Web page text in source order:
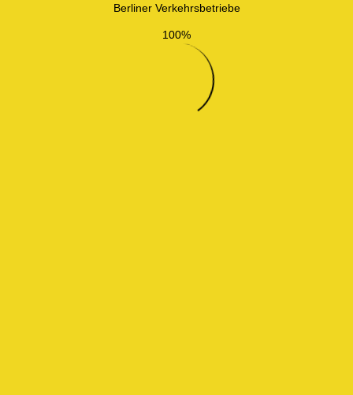
Berliner Verkehrsbetriebe
100%